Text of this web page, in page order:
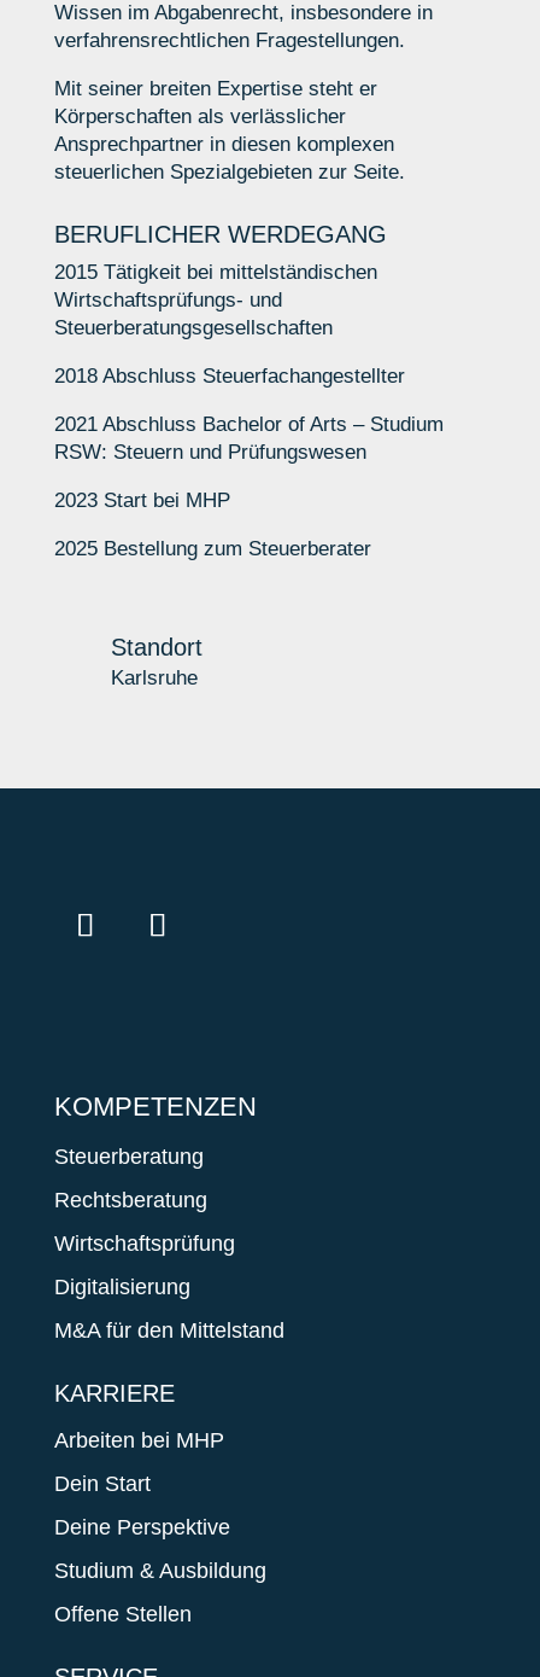
Wissen im Abgabenrecht, insbesondere in
verfahrensrechtlichen Fragestellungen.
Mit seiner breiten Expertise steht er
Körperschaften als verlässlicher
Ansprechpartner in diesen komplexen
steuerlichen Spezialgebieten zur Seite.
BERUFLICHER WERDEGANG
2015 Tätigkeit bei mittelständischen
Wirtschaftsprüfungs- und
Steuerberatungsgesellschaften
2018 Abschluss Steuerfachangestellter
2021 Abschluss Bachelor of Arts – Studium
RSW: Steuern und Prüfungswesen
2023 Start bei MHP
2025 Bestellung zum Steuerberater
Standort
Karlsruhe
KOMPETENZEN
Steuerberatung
Rechtsberatung
Wirtschaftsprüfung
Digitalisierung
M&A für den Mittelstand
KARRIERE
Arbeiten bei MHP
Dein Start
Deine Perspektive
Studium & Ausbildung
Offene Stellen